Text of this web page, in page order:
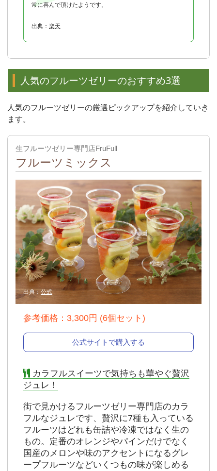
常に喜んで頂けたようです。
出典： 楽天
人気のフルーツゼリーのおすすめ3選
人気のフルーツゼリーの厳選ピックアップを紹介していき
ます。
生フルーツゼリー専門店FruFull
フルーツミックス
出典：公式
参考価格：3,300円 (6個セット)
公式サイトで購入する
カラフルスイーツで気持ちも華やぐ贅沢
ジュレ！
街で見かけるフルーツゼリー専門店のカラ
フルなジュレです、贅沢に7種も入っている
フルーツはどれも缶詰や冷凍ではなく生の
もの。定番のオレンジやパインだけでなく
国産のメロンや味のアクセントになるグレ
ープフルーツなどいくつもの味が楽しめる